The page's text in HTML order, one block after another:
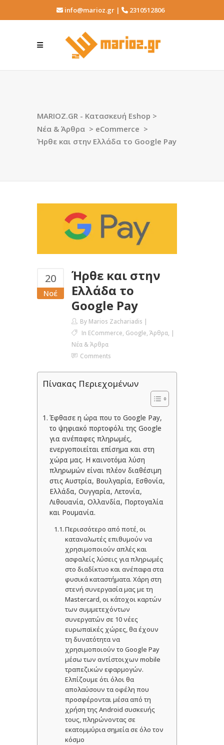
info@marioz.gr | 2310512806
MARIOZ.GR - Κατασκευή Eshop >
Νέα & Άρθρα > eCommerce >
Ήρθε και στην Ελλάδα το Google Pay
20
Νοέ
Ήρθε και στην
Ελλάδα το
Google Pay
By Marios Zachariadis
In ECommerce, Google, Άρθρα,
Νέα & Άρθρα
Comments
Πίνακας Περιεχομένων
Έφθασε η ώρα που το Google Pay,
το ψηφιακό πορτοφόλι της Google
για ανέπαφες πληρωμές,
ενεργοποιείται επίσημα και στη
χώρα μας. Η καινοτόμα λύση
πληρωμών είναι πλέον διαθέσιμη
στις Αυστρία, Βουλγαρία, Εσθονία,
Ελλάδα, Ουγγαρία, Λετονία,
Λιθουανία, Ολλανδία, Πορτογαλία
και Ρουμανία.
Περισσότερο από ποτέ, οι
καταναλωτές επιθυμούν να
χρησιμοποιούν απλές και
ασφαλείς λύσεις για πληρωμές
στο διαδίκτυο και ανέπαφα στα
φυσικά καταστήματα. Χάρη στη
στενή συνεργασία μας με τη
Mastercard, οι κάτοχοι καρτών
των συμμετεχόντων
συνεργατών σε 10 νέες
ευρωπαϊκές χώρες, θα έχουν
τη δυνατότητα να
χρησιμοποιούν το Google Pay
μέσω των αντίστοιχων mobile
τραπεζικών εφαρμογών.
Ελπίζουμε ότι όλοι θα
απολαύσουν τα οφέλη που
προσφέρονται μέσα από τη
χρήση της Android συσκευής
τους, πληρώνοντας σε
εκατομμύρια σημεία σε όλο τον
κόσμο